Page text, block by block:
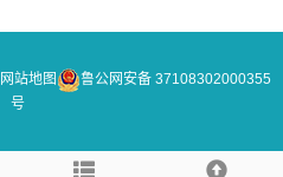
网站地图
鲁公网安备 37108302000355
号